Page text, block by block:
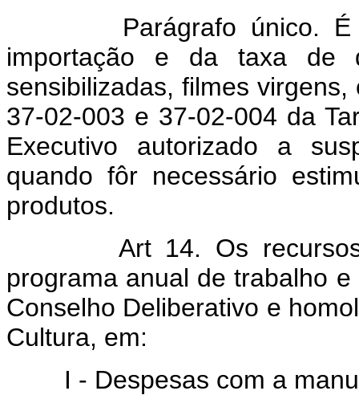
Parágrafo único. É
importação e da taxa de
sensibilizadas, filmes
37-02-003 e 37-02-004 da
Executivo autorizado a
quando fôr necessário
produtos.
Art 14. Os
programa anual de trabalho
Conselho Deliberativo e
Cultura, em:
I - Despesas com a